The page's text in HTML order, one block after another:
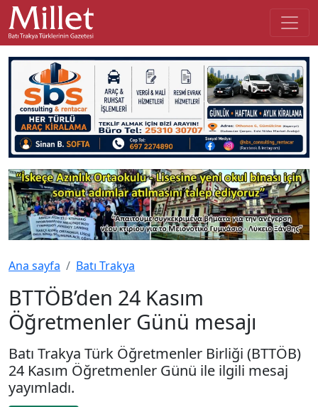
Ana sayfa Batı Trakya
BTTÖB’den 24 Kasım
Öğretmenler Günü mesajı
Batı Trakya Türk Öğretmenler Birliği (BTTÖB)
24 Kasım Öğretmenler Günü ile ilgili mesaj
yayımladı.